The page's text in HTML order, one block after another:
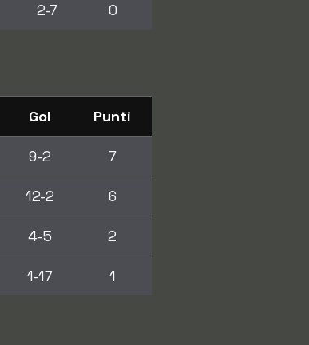
2-7 0
Gol Punti
9-2 7
12-2 6
4-5 2
1-17 1